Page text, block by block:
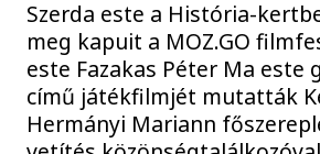
Szerda este a História-
meg kapuit a MOZ.GO
este Fazakas Péter Ma este
című játékfilmjét mutatták
Hermányi Mariann